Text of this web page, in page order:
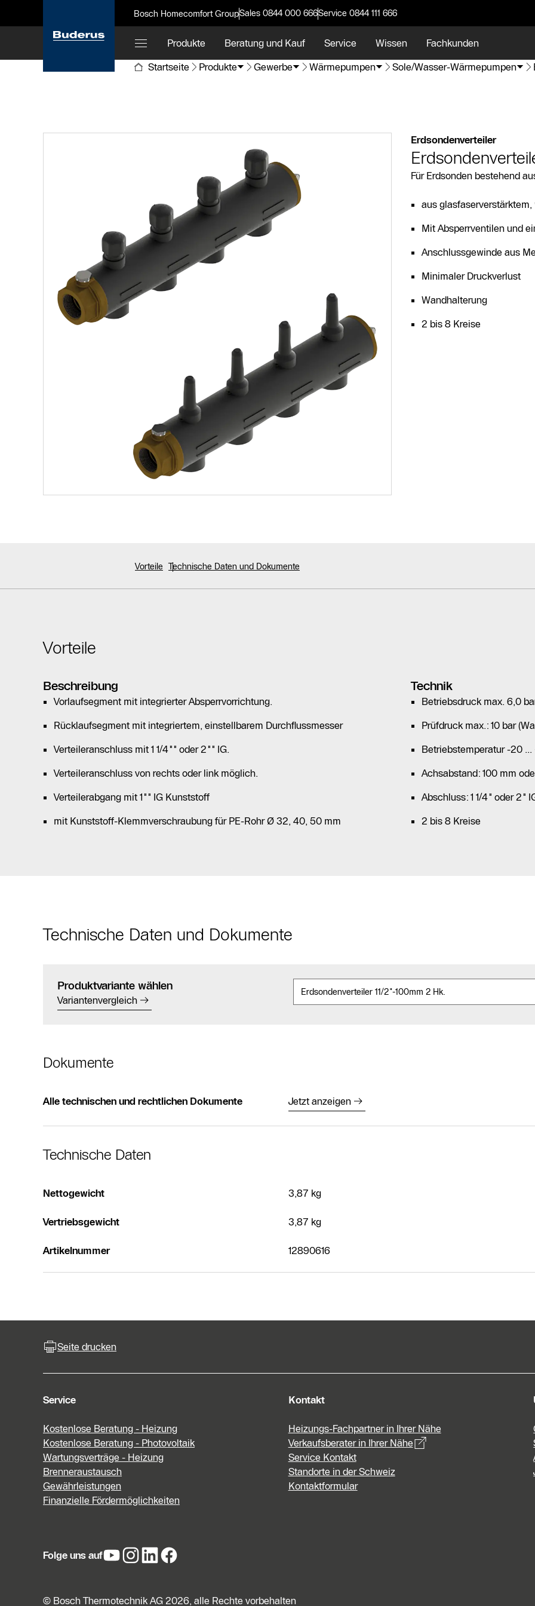
Bosch Homecomfort GroupSales 0844 000 666Service 0844 111 666
Produkte Beratung und Kauf Service Wissen Fachkunden
Startseite
Produkte Gewerbe Wärmepumpen Sole/Wasser-Wärmepumpen
Erdsondenverteiler
Für Erdsonden bestehend
aus
Mit Absperrventilen und
Anschlussgewinde aus
Minimaler Druckverlust
Wandhalterung
2 bis 8 Kreise
Vorteile Technische Daten und Dokumente
Vorteile
Beschreibung
Vorlaufsegment mit integrierter Absperrvorrichtung.
Rücklaufsegment mit integriertem, einstellbarem Durchflussmesser
Verteileranschluss mit 1 1/4"" oder 2"" IG.
Verteileranschluss von rechts oder link möglich.
Verteilerabgang mit 1"" IG Kunststoff
mit Kunststoff-Klemmverschraubung für PE-Rohr Ø 32, 40, 50 mm
Technik
Betriebsdruck max. 6,0
Prüfdruck max.: 10 bar
Betriebstemperatur -20 ...
Achsabstand: 100 mm
Abschluss: 1 1/4" oder 2"
2 bis 8 Kreise
Technische Daten und Dokumente
Produktvariante wählen
Variantenvergleich
Dokumente
Alle technischen und rechtlichen Dokumente Jetzt anzeigen
Technische Daten
Nettogewicht 3,87 kg
Vertriebsgewicht 3,87 kg
Artikelnummer 12890616
Seite drucken
Service
Kostenlose Beratung - Heizung
Kostenlose Beratung - Photovoltaik
Wartungsverträge - Heizung
Brenneraustausch
Gewährleistungen
Finanzielle Fördermöglichkeiten
Kontakt
Heizungs-Fachpartner in Ihrer Nähe
Verkaufsberater in Ihrer Nähe
Service Kontakt
Standorte in der Schweiz
Kontaktformular
Folge uns auf
© Bosch Thermotechnik AG 2026, alle Rechte vorbehalten